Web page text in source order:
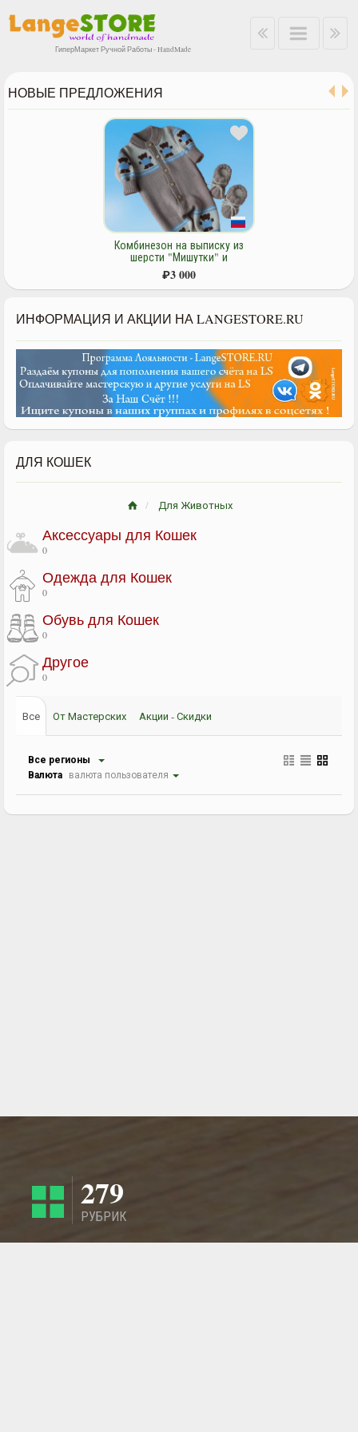
ГиперМаркет Ручной Работы - HandMade
НОВЫЕ ПРЕДЛОЖЕНИЯ
Комбинезон на выписку из
шерсти "Мишутки" и
пинеточки.
₽3 000
ИНФОРМАЦИЯ И АКЦИИ НА LANGESTORE.RU
ДЛЯ КОШЕК
Для Животных
Аксессуары для Кошек
0
Одежда для Кошек
0
Обувь для Кошек
0
Другое
0
Все От Мастерских Акции - Скидки
Все регионы
Валюта валюта пользователя
279
РУБРИК